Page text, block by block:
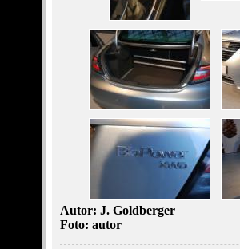
Autor: J. Goldberger
Foto: autor